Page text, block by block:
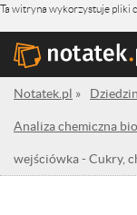
Ta witryna wykorzystuje pliki
Notatek.pl »
Analiza chemiczna
wejściówka - Cukry,